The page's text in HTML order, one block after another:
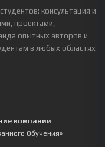
консультация и
проектами,
опытных авторов и
в любых областях
компании
Обучения»